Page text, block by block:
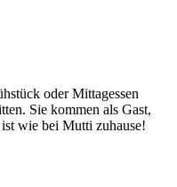
oder Mittagessen
Sie kommen als Gast,
wie bei Mutti zuhause!